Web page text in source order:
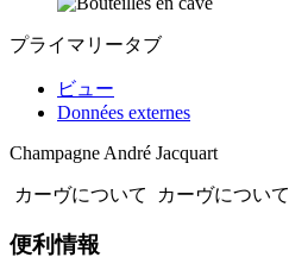
プライマリータブ
ビュー
Données externes
Champagne André Jacquart
カーヴについて カーヴについて
便利情報